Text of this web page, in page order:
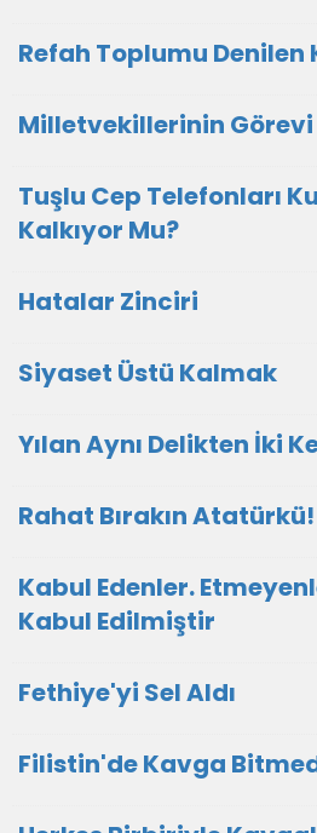
Refah Toplumu Denilen
Milletvekillerinin Görevi
Tuşlu Cep Telefonları
Kalkıyor Mu?
Hatalar Zinciri
Siyaset Üstü Kalmak
Yılan Aynı Delikten İki
Rahat Bırakın Atatürkü!
Kabul Edenler.
Kabul Edilmiştir
Fethiye'yi Sel Aldı
Filistin'de Kavga